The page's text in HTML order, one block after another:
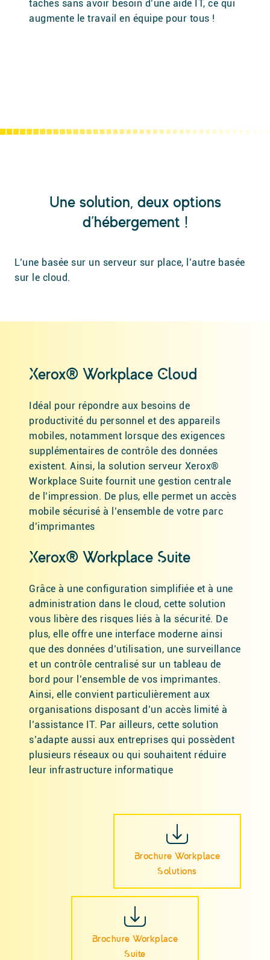
tâches sans avoir besoin d’une aide IT, ce qui
augmente le travail en équipe pour tous !
Une solution, deux options
d’hébergement !
L’une basée sur un serveur sur place, l’autre basée
sur le cloud.
Xerox® Workplace Cloud
Idéal pour répondre aux besoins de
productivité du personnel et des appareils
mobiles, notamment lorsque des exigences
supplémentaires de contrôle des données
existent. Ainsi, la solution serveur Xerox®
Workplace Suite fournit une gestion centrale
de l’impression. De plus, elle permet un accès
mobile sécurisé à l’ensemble de votre parc
d’imprimantes
Xerox® Workplace Suite
Grâce à une configuration simplifiée et à une
administration dans le cloud, cette solution
vous libère des risques liés à la sécurité. De
plus, elle offre une interface moderne ainsi
que des données d’utilisation, une surveillance
et un contrôle centralisé sur un tableau de
bord pour l’ensemble de vos imprimantes.
Ainsi, elle convient particulièrement aux
organisations disposant d’un accès limité à
l’assistance IT. Par ailleurs, cette solution
s’adapte aussi aux entreprises qui possèdent
plusieurs réseaux ou qui souhaitent réduire
leur infrastructure informatique
Brochure Workplace
Solutions
Brochure Workplace
Suite